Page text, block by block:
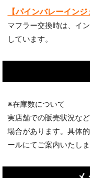
【パインバレーイン
マフラー交換時は、イ
しています。
※在庫数について
実店舗での販売状況な
場合があります。具体
ールにてご案内いたし